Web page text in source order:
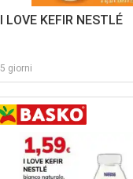
I LOVE KEFIR NESTLÉ
5 giorni